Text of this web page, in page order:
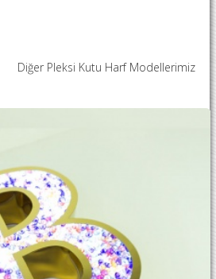
Diğer Pleksi Kutu Harf Modellerimiz